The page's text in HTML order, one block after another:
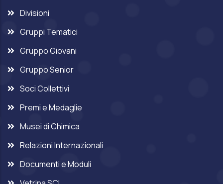
Divisioni
Gruppi Tematici
Gruppo Giovani
Gruppo Senior
Soci Collettivi
Premi e Medaglie
Musei di Chimica
Relazioni Internazionali
Documenti e Moduli